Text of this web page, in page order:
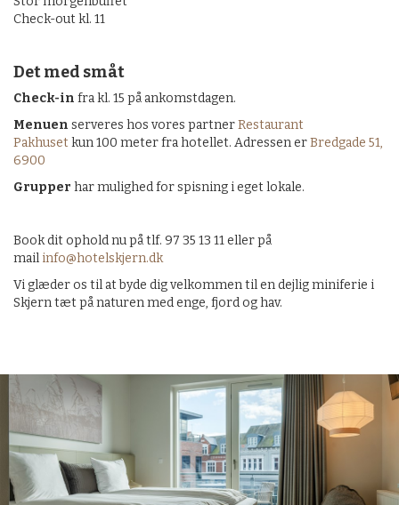
Check-out kl. 11
Det med småt
Check-in fra kl. 15 på ankomstdagen.
Menuen serveres hos vores partnerRestaurant
Pakhuset kun 100 meter fra hotellet. Adressen erBredgade 51,
6900​
Grupper har mulighed for spisning i eget lokale.
Book dit ophold nu på tlf. 97 35 13 11 eller på
mail info@hotelskjern.dk
Vi glæder os til at byde dig velkommen til en dejlig miniferie i
Skjern tæt på naturen med enge, fjord og hav.